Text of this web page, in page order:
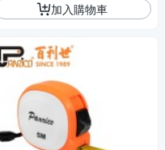
加入購物車